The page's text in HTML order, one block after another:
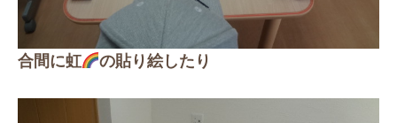
合間に虹 の貼り絵したり